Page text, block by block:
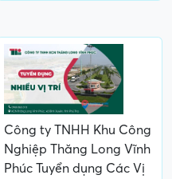
Công ty TNHH Khu Công
Nghiệp Thăng Long Vĩnh
Phúc Tuyển dụng Các Vị